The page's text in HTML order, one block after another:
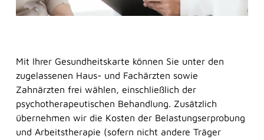
Mit Ihrer Gesundheitskarte können Sie unter den
zugelassenen Haus- und Fachärzten sowie
Zahnärzten frei wählen, einschließlich der
psychotherapeutischen Behandlung. Zusätzlich
übernehmen wir die Kosten der Belastungserprobung
und Arbeitstherapie (sofern nicht andere Träger
Unsere digitaler Assistentin Sina berät Sie
jederzeit ganz ohne Wartezeit. Sie versteht zwar
noch nicht alles perfekt, lernt aber ständig dazu.
Herzlich willkommen bei der BKK SBH! Wie